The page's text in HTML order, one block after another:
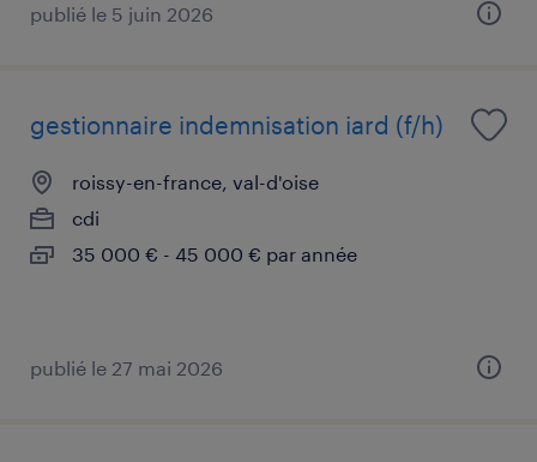
publié le 5 juin 2026
gestionnaire indemnisation iard (f/h)
roissy-en-france, val-d'oise
cdi
35 000 € - 45 000 € par année
publié le 27 mai 2026